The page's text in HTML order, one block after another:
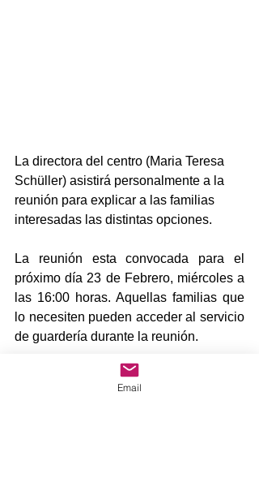
La directora del centro (Maria Teresa
Schüller) asistirá personalmente a la
reunión para explicar a las familias
interesadas las distintas opciones.
La reunión esta convocada para el
próximo día 23 de Febrero, miércoles a
las 16:00 horas. Aquellas familias que
lo necesiten pueden acceder al servicio
de guardería durante la reunión.
Es necesario confirmar asistencia y si
se va a necesitar servicio de guardería
Email